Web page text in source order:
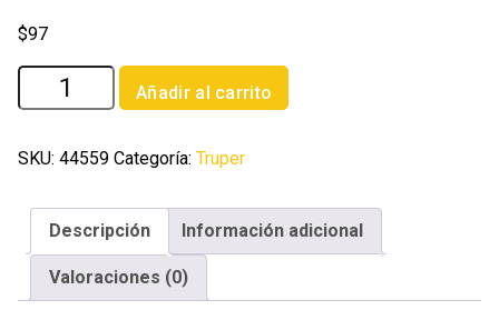
$97
Bolsa
con
tornillos
1/4'
Añadir al carrito
SKU: 44559 Categoría: Truper
Descripción Información adicional
Valoraciones (0)